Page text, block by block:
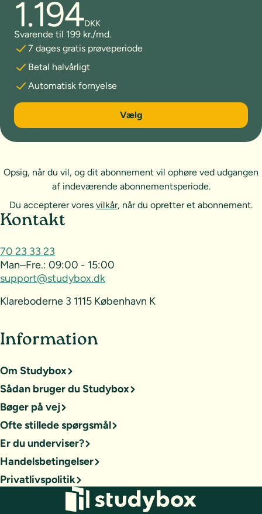
1.194DKK
Svarende til 199 kr./md.
7 dages gratis prøveperiode
Betal halvårligt
Automatisk fornyelse
6 måneder
Vælg
Opsig, når du vil, og dit abonnement vil ophøre ved udgangen
af indeværende abonnementsperiode.
Du accepterer vores vilkår, når du opretter et abonnement.
Sideoversigt og kontakt
Kontakt
70 23 33 23
Man–Fre.: 09:00 - 15:00
support@studybox.dk
Klareboderne 3 1115 København K
Information
Om Studybox
Sådan bruger du Studybox
Bøger på vej
Ofte stillede spørgsmål
Er du underviser?
Handelsbetingelser
Privatlivspolitik